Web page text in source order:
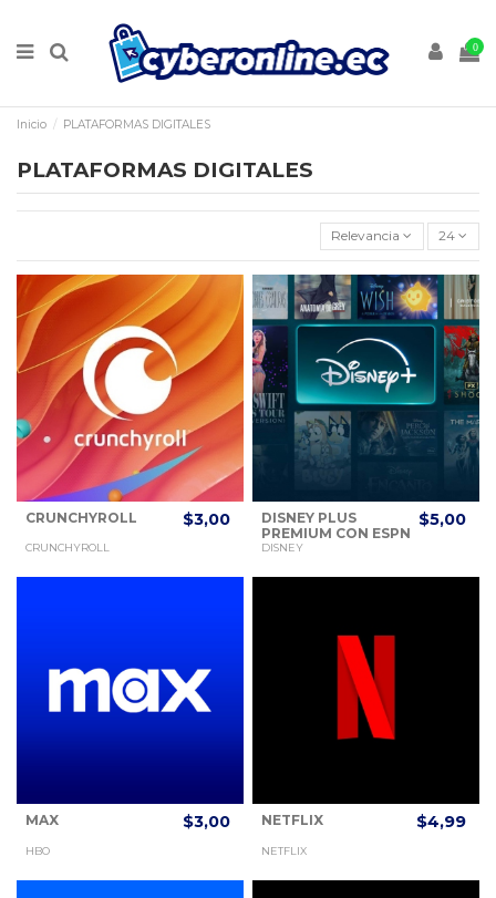
0
Inicio PLATAFORMAS DIGITALES
PLATAFORMAS DIGITALES
Relevancia 24
CRUNCHYROLL
CRUNCHYROLL
$3,00
DISNEY PLUS
PREMIUM CON ESPN
DISNEY
$5,00
MAX
HBO
$3,00 NETFLIX
NETFLIX
$4,99